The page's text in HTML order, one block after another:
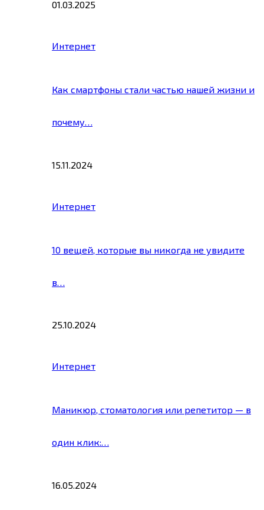
01.03.2025
Интернет
Как смартфоны стали частью нашей жизни и
почему…
15.11.2024
Интернет
10 вещей, которые вы никогда не увидите
в…
25.10.2024
Интернет
Маникюр, стоматология или репетитор — в
один клик:…
16.05.2024